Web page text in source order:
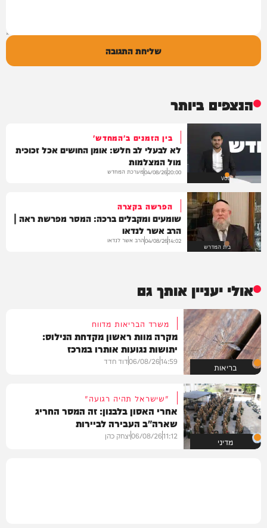
שליחת התגובה
הנצפים ביותר
VOD
בין הזמנים ב'המחדש'
לא לבעלי לב חלש: אומן החושים אכל זכוכית
מול המצלמות
20:00
04/08/26מערכת המחדש
בית המדרש
הפרשה בקצרה
שומעים ומקבלים ברכה: המסר מפרשת ראה |
הרב אשר לנדאו
14:02
04/08/26הרב אשר לנדאו
אולי יעניין אותך גם
בריאות
משרד הבריאות מדווח
מקרה מוות ראשון מקדחת הנילוס:
יתושות נגועות אותרו במרכז
14:59
06/08/26דוד חדד
מדיני
"שישראל תהיה רגועה"
אחרי האסון בלבנון: זה המסר החריג
שארה"ב העבירה לביירות
11:12
06/08/26יצחק כהן